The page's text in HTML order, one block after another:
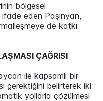
bölgesel
ifade eden Paşinyan,
de katkı
ÇAĞRISI
ile kapsamlı bir
gerektiğini belirterek iki
yollarla çözülmesi